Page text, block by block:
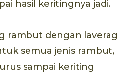
hasil keritingnya jadi.
rambut dengan laverag
semua jenis rambut,
sampai keriting